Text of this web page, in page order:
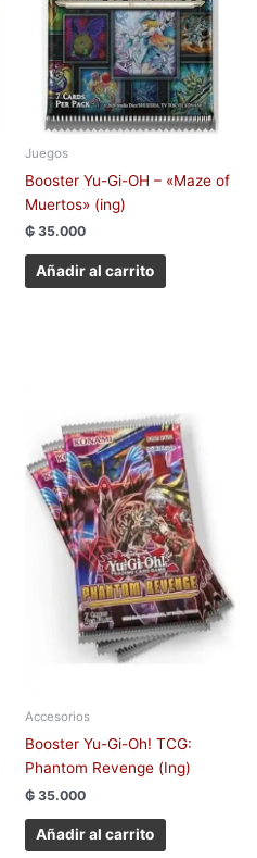
Juegos
Booster Yu-Gi-OH – «Maze of
Muertos» (ing)
₲ 35.000
Añadir al carrito
Accesorios
Booster Yu-Gi-Oh! TCG:
Phantom Revenge (Ing)
₲ 35.000
Añadir al carrito